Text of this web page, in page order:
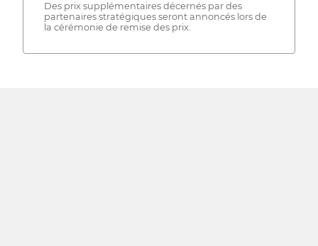
Des prix supplémentaires décernés par des
partenaires stratégiques seront annoncés lors de
la cérémonie de remise des prix.